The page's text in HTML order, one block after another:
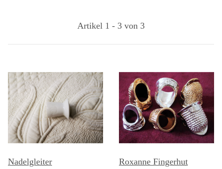
Artikel 1 - 3 von 3
Nadelgleiter
Roxanne Fingerhut